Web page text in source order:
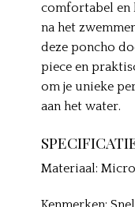
comfortabel en
na het
deze poncho
piece en
om je unieke
aan het water.
Materiaal: